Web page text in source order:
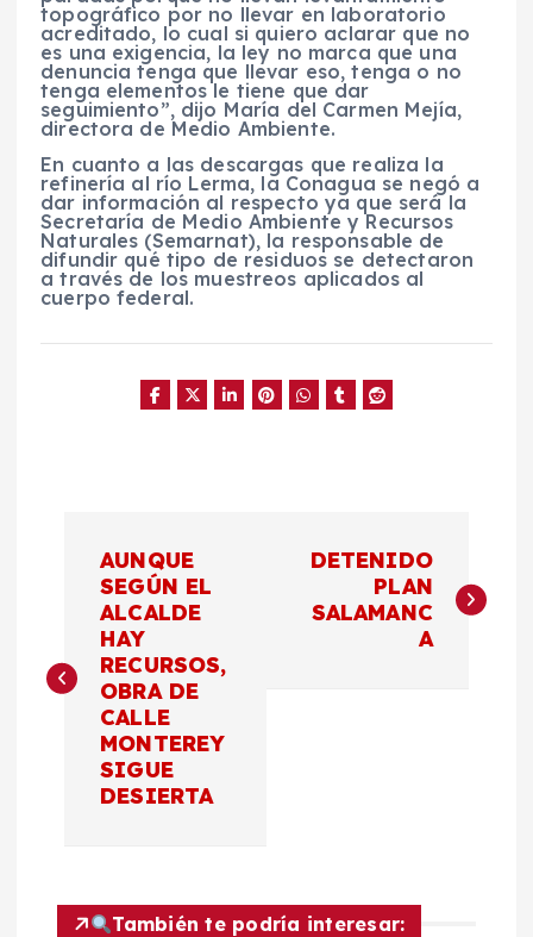
topográfico por no llevar en laboratorio
acreditado, lo cual si quiero aclarar que no
es una exigencia, la ley no marca que una
denuncia tenga que llevar eso, tenga o no
tenga elementos le tiene que dar
seguimiento”, dijo María del Carmen Mejía,
directora de Medio Ambiente.
En cuanto a las descargas que realiza la
refinería al río Lerma, la Conagua se negó a
dar información al respecto ya que será la
Secretaría de Medio Ambiente y Recursos
Naturales (Semarnat), la responsable de
difundir qué tipo de residuos se detectaron
a través de los muestreos aplicados al
cuerpo federal.
v
e
c
AUNQUE
SEGÚN EL
ALCALDE
HAY
RECURSOS,
OBRA DE
CALLE
MONTEREY
SIGUE
DESIERTA
DETENIDO
PLAN
SALAMANC
A
También te podría interesar: